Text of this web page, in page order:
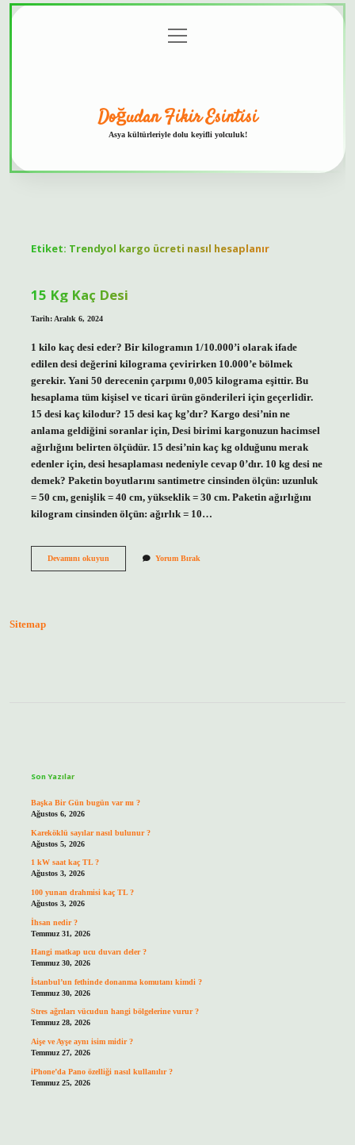
menüyü
aç
Doğudan Fikir Esintisi
Asya kültürleriyle dolu keyifli yolculuk!
Etiket: Trendyol kargo ücreti nasıl hesaplanır
15 Kg Kaç Desi
Tarih: Aralık 6, 2024
1 kilo kaç desi eder? Bir kilogramın 1/10.000’i olarak ifade
edilen desi değerini kilograma çevirirken 10.000’e bölmek
gerekir. Yani 50 derecenin çarpımı 0,005 kilograma eşittir. Bu
hesaplama tüm kişisel ve ticari ürün gönderileri için geçerlidir.
15 desi kaç kilodur? 15 desi kaç kg’dır? Kargo desi’nin ne
anlama geldiğini soranlar için, Desi birimi kargonuzun hacimsel
ağırlığını belirten ölçüdür. 15 desi’nin kaç kg olduğunu merak
edenler için, desi hesaplaması nedeniyle cevap 0’dır. 10 kg desi ne
demek? Paketin boyutlarını santimetre cinsinden ölçün: uzunluk
= 50 cm, genişlik = 40 cm, yükseklik = 30 cm. Paketin ağırlığını
kilogram cinsinden ölçün: ağırlık = 10…
Devamını okuyun15
Yorum Bırak
Sitemap
Son Yazılar
Başka Bir Gün bugün var mı ?
Ağustos 6, 2026
Kareköklü sayılar nasıl bulunur ?
Ağustos 5, 2026
1 kW saat kaç TL ?
Ağustos 3, 2026
100 yunan drahmisi kaç TL ?
Ağustos 3, 2026
İhsan nedir ?
Temmuz 31, 2026
Hangi matkap ucu duvarı deler ?
Temmuz 30, 2026
İstanbul’un fethinde donanma komutanı kimdi ?
Temmuz 30, 2026
Stres ağrıları vücudun hangi bölgelerine vurur ?
Temmuz 28, 2026
Aişe ve Ayşe aynı isim midir ?
Temmuz 27, 2026
iPhone’da Pano özelliği nasıl kullanılır ?
Temmuz 25, 2026